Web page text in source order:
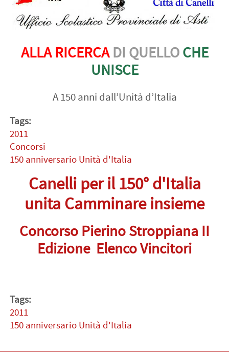
ALLA RICERCADI QUELLO CHE
UNISCE
A 150 anni dall’Unità d’Italia
Tags:
2011
Concorsi
150 anniversario Unità d'Italia
Canelli per il 150° d'Italia
unita Camminare insieme
Concorso Pierino Stroppiana II
Edizione Elenco Vincitori
Tags:
2011
150 anniversario Unità d'Italia